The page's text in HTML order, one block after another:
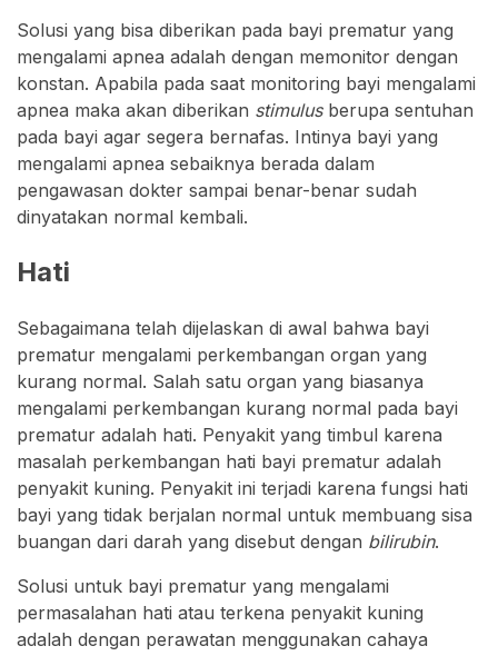
Solusi yang bisa diberikan pada bayi prematur yang
mengalami apnea adalah dengan memonitor dengan
konstan. Apabila pada saat monitoring bayi mengalami
apnea maka akan diberikan stimulusberupa sentuhan
pada bayi agar segera bernafas. Intinya bayi yang
mengalami apnea sebaiknya berada dalam
pengawasan dokter sampai benar-benar sudah
dinyatakan normal kembali.
Hati
Sebagaimana telah dijelaskan di awal bahwa bayi
prematur mengalami perkembangan organ yang
kurang normal. Salah satu organ yang biasanya
mengalami perkembangan kurang normal pada bayi
prematur adalah hati. Penyakit yang timbul karena
masalah perkembangan hati bayi prematur adalah
penyakit kuning. Penyakit ini terjadi karena fungsi hati
bayi yang tidak berjalan normal untuk membuang sisa
buangan dari darah yang disebut dengan bilirubin.
Solusi untuk bayi prematur yang mengalami
permasalahan hati atau terkena penyakit kuning
adalah dengan perawatan menggunakan cahaya